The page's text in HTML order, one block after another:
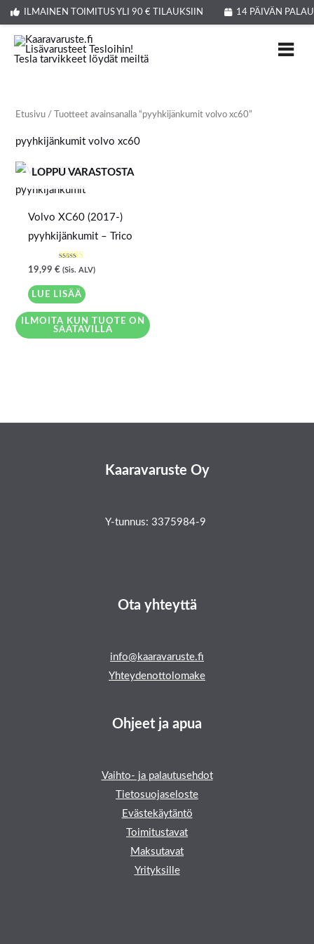
ILMAINEN TOIMITUS YLI 90 € TILAUKSIIN 14 PÄIVÄN
Siirry
sisältöön
Etusivu / Tuotteet avainsanalla “pyyhkijänkumit volvo xc60”
pyyhkijänkumit volvo xc60
LOPPU VARASTOSTA
Volvo XC60 (2017-)
pyyhkijänkumit – Trico
Arvostelu
tuotteesta:
5.00
/ 5
19,99 € (Sis. ALV)
LUE LISÄÄ
ILMOITA KUN TUOTE ON
SAATAVILLA
Kaaravaruste Oy
Y-tunnus: 3375984-9
Ota yhteyttä
info@kaaravaruste.fi
Yhteydenottolomake
Ohjeet ja apua
Vaihto- ja palautusehdot
Tietosuojaseloste
Evästekäytäntö
Toimitustavat
Maksutavat
Yrityksille